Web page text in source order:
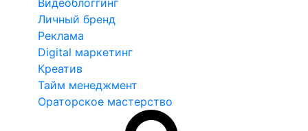
Видеоблоггинг
Личный бренд
Реклама
Digital маркетинг
Креатив
Тайм менеджмент
Ораторское мастерство